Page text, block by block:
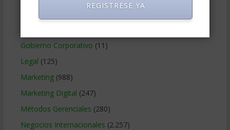
Gobierno Corporativo (11)
Legal (125)
Marketing(988)
Marketing Digital (247)
Métodos Gerenciales (280)
Negocios Internacionales (2.257)
REGISTRESE YA